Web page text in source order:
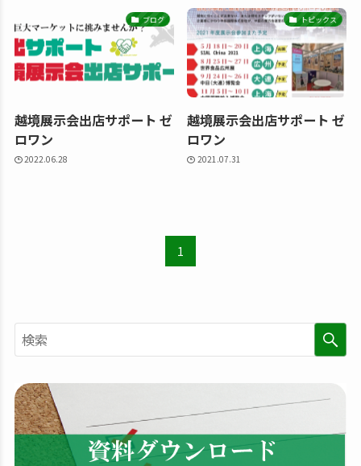
ブログ
越境展示会出店サポート ゼ
ロワン
2022.06.28
トピックス
越境展示会出店サポート ゼ
ロワン
2021.07.31
1